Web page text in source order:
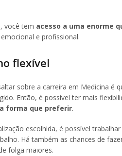
você tem acesso a uma enorme
e profissional.
flexível
sobre a carreira em Medicina é
Então, é possível ter mais
forma que preferir.
escolhida, é possível
Há também as chances de
folga maiores.